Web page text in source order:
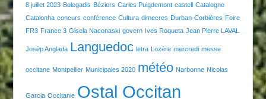
8 juillet 2023 Bolegadis Béziers Carles Puigdemont castell
Catalogne
Catalonha concurs conférence Cultura dimecres Durban-Corbières Foire
FR3 France 3 Gisela Naconaski govern Ives Roqueta Jean Pierre LAVAL
Josèp Anglada Languedoc letra Lozère mercredi messe
occitane Montpellier Municipales 2020 météo Narbonne Nicolas
Garcia Occitanie Ostal Occitan